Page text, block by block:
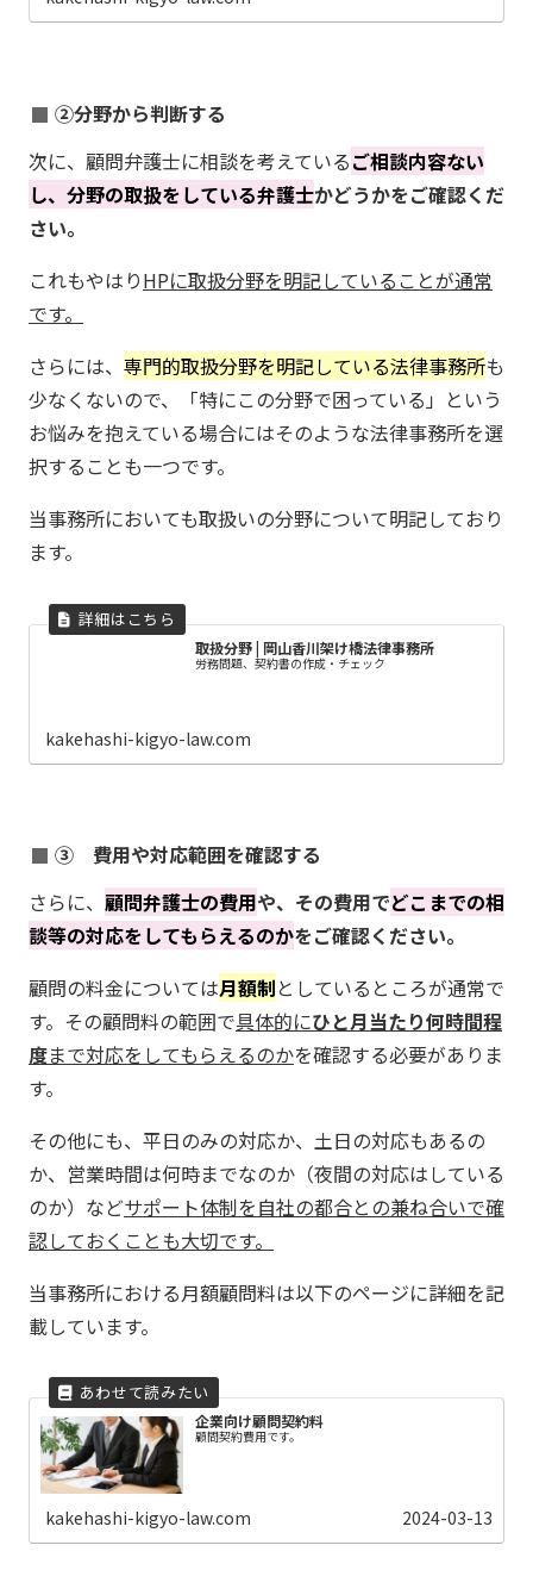
②分野から判断する
次に、顧問弁護士に相談を考えているご相談内容ない
し、分野の取扱をしている弁護士かどうかをご確認くだ
さい。
これもやはりHPに取扱分野を明記していることが通常
です。
さらには、 専門的取扱分野を明記している法律事務所も
少なくないので、「特にこの分野で困っている」という
お悩みを抱えている場合にはそのような法律事務所を選
択することも一つです。
当事務所においても取扱いの分野について明記しており
ます。
取扱分野 | 岡山香川架け橋法律事務所
労務問題、契約書の作成・チェック
kakehashi-kigyo-law.com
③ 費用や対応範囲を確認する
さらに、 顧問弁護士の費用や、その費用でどこまでの相
談等の対応をしてもらえるのかをご確認ください。
顧問の料金については月額制としているところが通常で
す。その顧問料の範囲で具体的にひと月当たり何時間程
度まで対応をしてもらえるのかを確認する必要がありま
す。
その他にも、平日のみの対応か、土日の対応もあるの
か、営業時間は何時までなのか（夜間の対応はしている
のか）などサポート体制を自社の都合との兼ね合いで確
認しておくことも大切です。
当事務所における月額顧問料は以下のページに詳細を記
載しています。
企業向け顧問契約料
顧問契約費用です。
kakehashi-kigyo-law.com 2024-03-13